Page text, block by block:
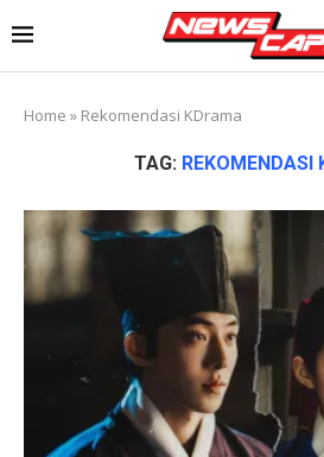
Home » Rekomendasi KDrama
TAG: REKOMENDASI